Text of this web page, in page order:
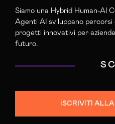
Siamo una Hybrid Human-AI
Agenti AI sviluppano percorsi
progetti innovativi per
futuro.
ISCRIVITI